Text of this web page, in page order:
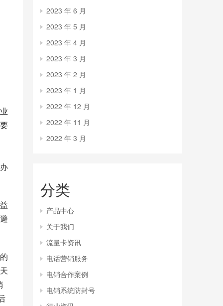
2023 年 6 月
2023 年 5 月
2023 年 4 月
2023 年 3 月
2023 年 2 月
2023 年 1 月
2022 年 12 月
2022 年 11 月
2022 年 3 月
分类
产品中心
关于我们
流量卡资讯
电话营销服务
电销合作案例
电销系统防封号